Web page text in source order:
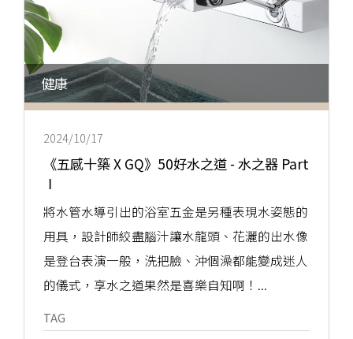
健康
2024/10/17
《五感十築 X GQ》50好水之道 - 水之器 Part
Ⅰ
將水管水導引出的浴室五金是另種表現水姿態的
用具，設計師絞盡腦汁讓水龍頭、花灑的出水像
是登台表演一般，洗把臉、沖個澡都能變成迷人
的儀式，享水之道果然是喜樂自知啊！...
TAG